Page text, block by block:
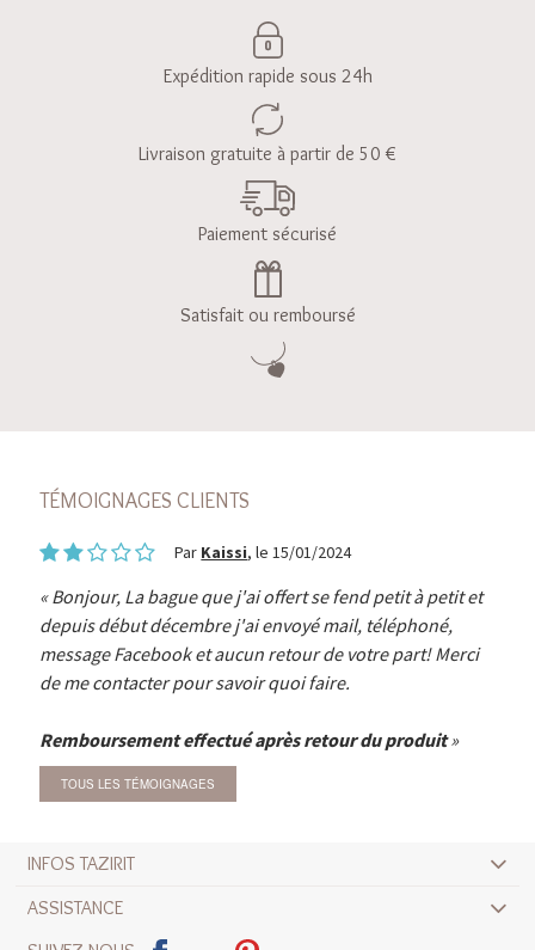
Expédition rapide sous 24h
Livraison gratuite à partir de 50 €
Paiement sécurisé
Satisfait ou remboursé
TÉMOIGNAGES CLIENTS
Par Kaissi, le 15/01/2024
Bonjour, La bague que j'ai offert se fend petit à petit et
depuis début décembre j'ai envoyé mail, téléphoné,
message Facebook et aucun retour de votre part! Merci
de me contacter pour savoir quoi faire.
Remboursement effectué après retour du produit
TOUS LES TÉMOIGNAGES
INFOS TAZIRIT
ASSISTANCE